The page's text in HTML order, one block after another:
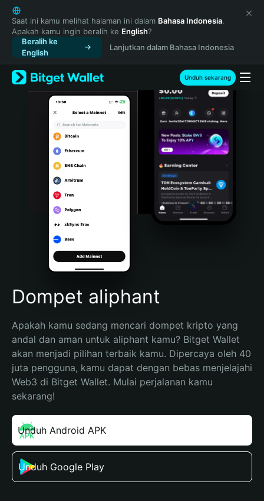
English
日本語
Tiếng Việt
Русский
Español (Latinoamérica)
Türkçe
Italiano
Português (Portugal)
Bahasa Indonesia
Português (Brasil)
Español (Argentina)
Saat ini kamu melihat halaman ini dalam Bahasa Indonesia.
Apakah kamu ingin beralih ke English?
Beralih ke
English
Lanjutkan dalam Bahasa Indonesia
Unduh sekarang
Dompet aliphant
Apakah kamu sedang mencari dompet kripto yang
andal dan aman untuk aliphant kamu? Bitget Wallet
akan menjadi pilihan terbaik kamu. Dipercaya oleh 40
juta pengguna, kamu dapat dengan bebas menjelajahi
Web3 di Bitget Wallet. Mulai perjalanan kamu
sekarang!
Unduh Android APK
Unduh Google Play